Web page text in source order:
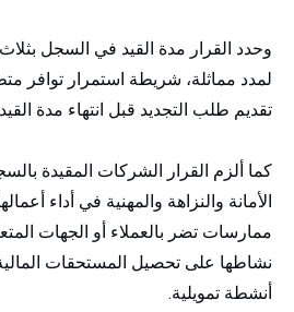
وحدد القرار مدة القيد في السجل
لمدد مماثلة، شريطة استمرار توافر
تقديم طلب التجديد قبل انتهاء مدة
كما ألزم القرار الشركات المقيدة
الأمانة والنزاهة والمهنية في أداء
ممارسات تضر بالعملاء أو الجهات
نشاطها على تحصيل المستحقات
أنشطة تمويلية.